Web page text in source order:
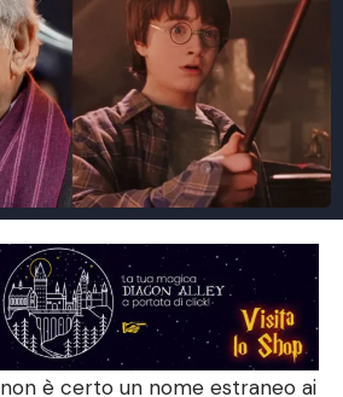
non è certo un nome estraneo ai